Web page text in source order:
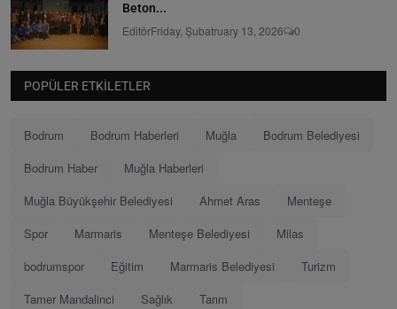
Beton...
EditörFriday, Şubatruary 13, 2026 0
POPÜLER ETKILETLER
Bodrum Bodrum Haberleri Muğla
Bodrum Belediyesi
Bodrum Haber
Muğla Haberleri
Muğla Büyükşehir Belediyesi
Ahmet Aras
Menteşe
Spor
Marmaris Menteşe Belediyesi
Milas
bodrumspor
Eğitim Marmaris Belediyesi
Turizm
Tamer Mandalinci
Sağlık Tarım